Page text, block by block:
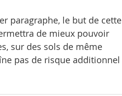
paragraphe, le but de cette
de mieux pouvoir
sur des sols de même
pas de risque additionnel